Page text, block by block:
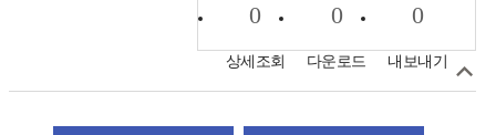
0
상세조회
0
다운로드
0
내보내기